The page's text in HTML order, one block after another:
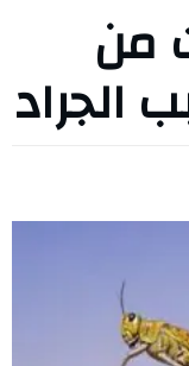
من
الجراد